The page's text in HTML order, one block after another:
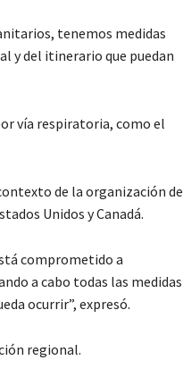
tenemos medidas
y del itinerario que puedan
vía respiratoria, como el
de la organización de
Unidos y Canadá.
comprometido a
a cabo todas las medidas
ocurrir”, expresó.
regional.